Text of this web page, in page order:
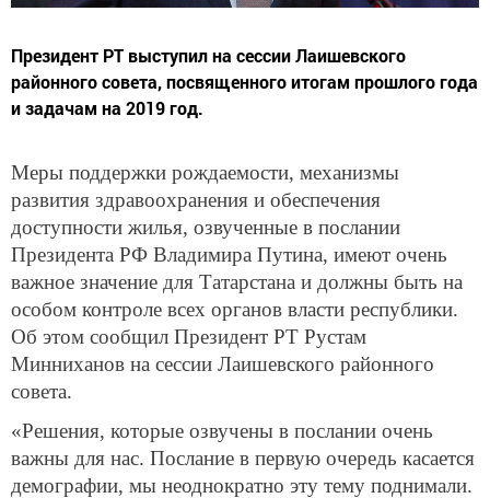
Президент РТ выступил на сессии Лаишевского
районного совета, посвященного итогам прошлого года
и задачам на 2019 год.
Меры поддержки рождаемости, механизмы
развития здравоохранения и обеспечения
доступности жилья, озвученные в послании
Президента РФ Владимира Путина, имеют очень
важное значение для Татарстана и должны быть на
особом контроле всех органов власти республики.
Об этом сообщил Президент РТ Рустам
Минниханов на сессии Лаишевского районного
совета.
«Решения, которые озвучены в послании очень
важны для нас. Послание в первую очередь касается
демографии, мы неоднократно эту тему поднимали.